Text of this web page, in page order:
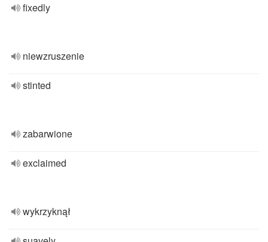
fixedly
niewzruszenie
stinted
zabarwione
exclaimed
wykrzyknął